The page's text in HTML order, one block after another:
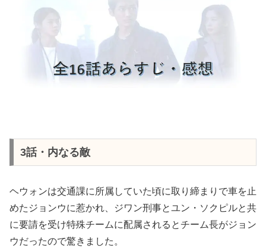
3話・内なる敵
ヘウォンは交通課に所属していた頃に取り締まりで車を止
めたジョンウに惹かれ、ジワン刑事とユン・ソクピルと共
に要請を受け特殊チームに配属されるとチーム長がジョン
ウだったので驚きました。